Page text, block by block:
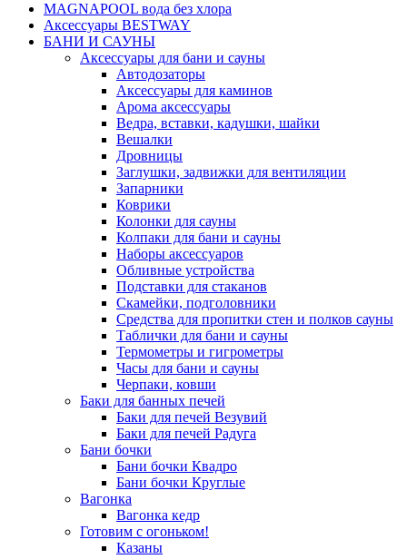
MAGNAPOOL вода без хлора
Аксессуары BESTWAY
БАНИ И САУНЫ
Аксессуары для бани и сауны
Автодозаторы
Аксессуары для каминов
Арома аксессуары
Ведра, вставки, кадушки, шайки
Вешалки
Дровницы
Заглушки, задвижки для вентиляции
Запарники
Коврики
Колонки для сауны
Колпаки для бани и сауны
Наборы аксессуаров
Обливные устройства
Подставки для стаканов
Скамейки, подголовники
Средства для пропитки стен и полков сауны
Таблички для бани и сауны
Термометры и гигрометры
Часы для бани и сауны
Черпаки, ковши
Баки для банных печей
Баки для печей Везувий
Баки для печей Радуга
Бани бочки
Бани бочки Квадро
Бани бочки Круглые
Вагонка
Вагонка кедр
Готовим с огоньком!
Казаны